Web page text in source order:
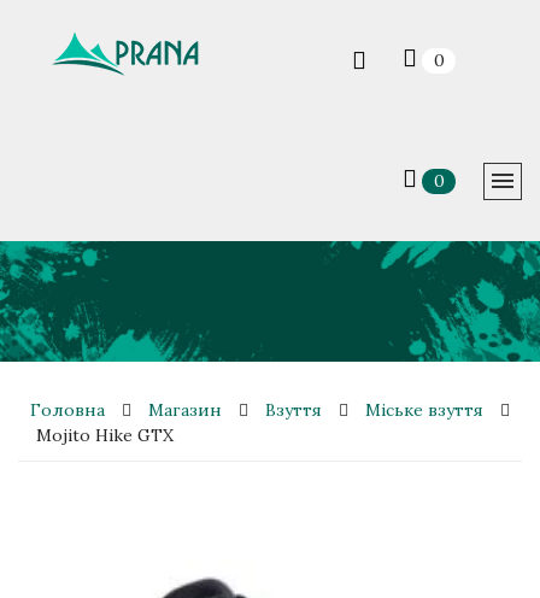
0
0
Головна Магазин Взуття
Міське взуття
Mojito Hike GTX